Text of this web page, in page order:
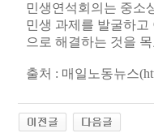
민생연석회의는 중소
민생 과제를 발굴하
으로 해결하는 것을
출처 : 매일노동뉴스